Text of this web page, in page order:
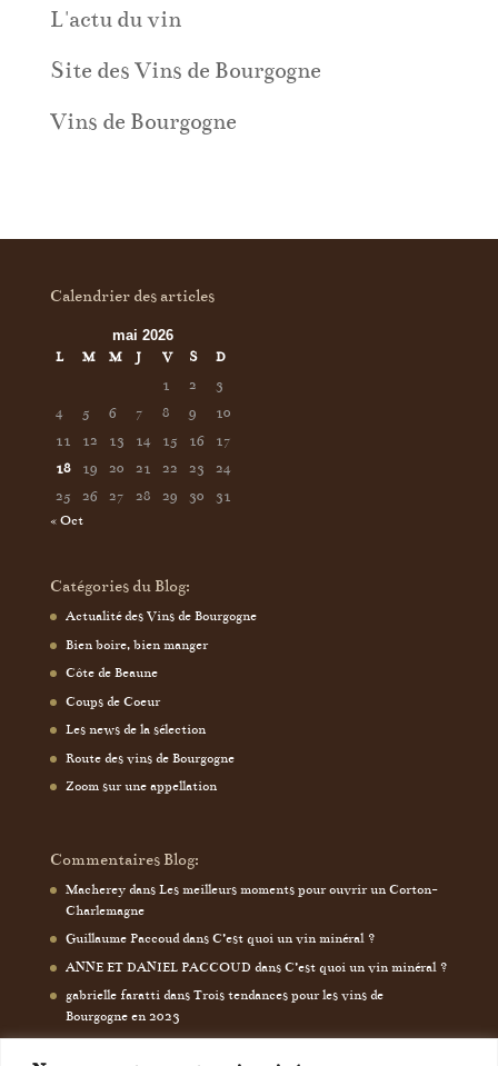
L'actu du vin
Site des Vins de Bourgogne
Vins de Bourgogne
Calendrier des articles
mai 2026
L M M J V S
D
1
2
3
4
5 6 7 8 9
10
11
12 13 14 15 16
17
18
19 20 21 22 23
24
25
26 27 28 29 30
31
« Oct
Catégories du Blog:
Actualité des Vins de Bourgogne
Bien boire, bien manger
Côte de Beaune
Coups de Coeur
Les news de la sélection
Route des vins de Bourgogne
Zoom sur une appellation
Commentaires Blog:
Machereydans Les meilleurs moments pour ouvrir un Corton-
Charlemagne
Guillaume Paccouddans C’est quoi un vin minéral ?
ANNE ET DANIEL PACCOUD dans C’est quoi un vin minéral ?
gabrielle farattidans Trois tendances pour les vins de
Bourgogne en 2023